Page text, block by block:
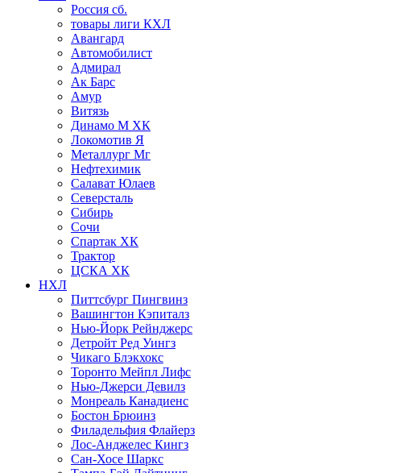
Россия сб.
товары лиги КХЛ
Авангард
Автомобилист
Адмирал
Ак Барс
Амур
Витязь
Динамо М ХК
Локомотив Я
Металлург Мг
Нефтехимик
Салават Юлаев
Северсталь
Сибирь
Сочи
Спартак ХК
Трактор
ЦСКА ХК
НХЛ
Питтсбург Пингвинз
Вашингтон Кэпиталз
Нью-Йорк Рейнджерс
Детройт Ред Уингз
Чикаго Блэкхокс
Торонто Мейпл Лифс
Нью-Джерси Девилз
Монреаль Канадиенс
Бостон Брюинз
Филадельфия Флайерз
Лос-Анджелес Кингз
Сан-Хосе Шаркс